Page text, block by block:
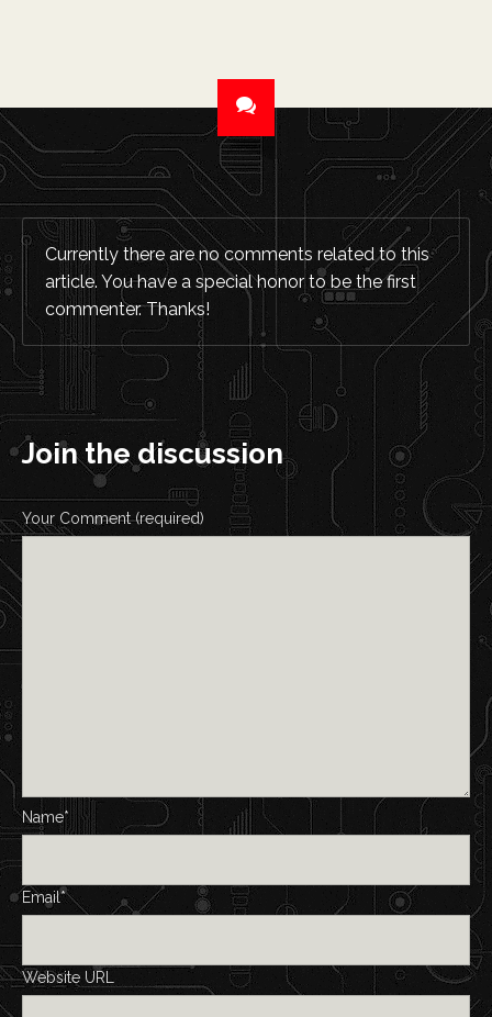
Currently there are no comments related to this
article. You have a special honor to be the first
commenter. Thanks!
Join the discussion
Your Comment (required)
Name*
Email*
Website URL